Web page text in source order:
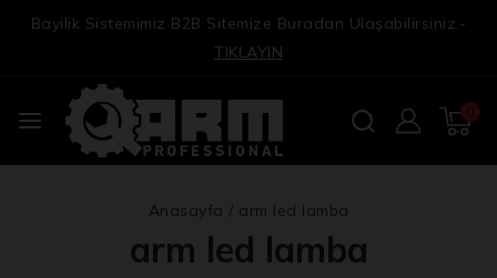
Bayilik Sistemimiz B2B Sitemize Buradan Ulaşabilirsiniz.-
TIKLAYIN
0
Anasayfa / arm led lamba
arm led lamba